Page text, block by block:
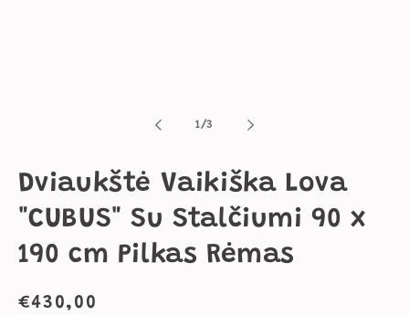
1/iš
3
Dviaukštė Vaikiška Lova
"CUBUS" Su Stalčiumi 90 x
190 cm Pilkas Rėmas
Įprasta
€430,00